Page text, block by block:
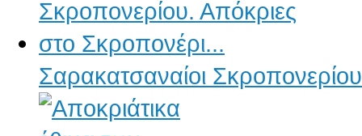
Σαρακατσαναίοι